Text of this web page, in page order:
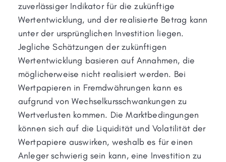
zuverlässiger Indikator für die zukünftige
Wertentwicklung, und der realisierte Betrag kann
unter der ursprünglichen Investition liegen.
Jegliche Schätzungen der zukünftigen
Wertentwicklung basieren auf Annahmen, die
möglicherweise nicht realisiert werden. Bei
Wertpapieren in Fremdwährungen kann es
aufgrund von Wechselkursschwankungen zu
Wertverlusten kommen. Die Marktbedingungen
können sich auf die Liquidität und Volatilität der
Wertpapiere auswirken, weshalb es für einen
Anleger schwierig sein kann, eine Investition zu